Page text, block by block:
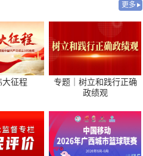
更多
大征程
专题｜树立和践行正确
政绩观